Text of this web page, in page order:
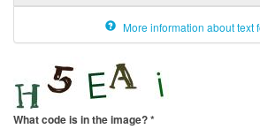
More information about text
What code is in the image?*